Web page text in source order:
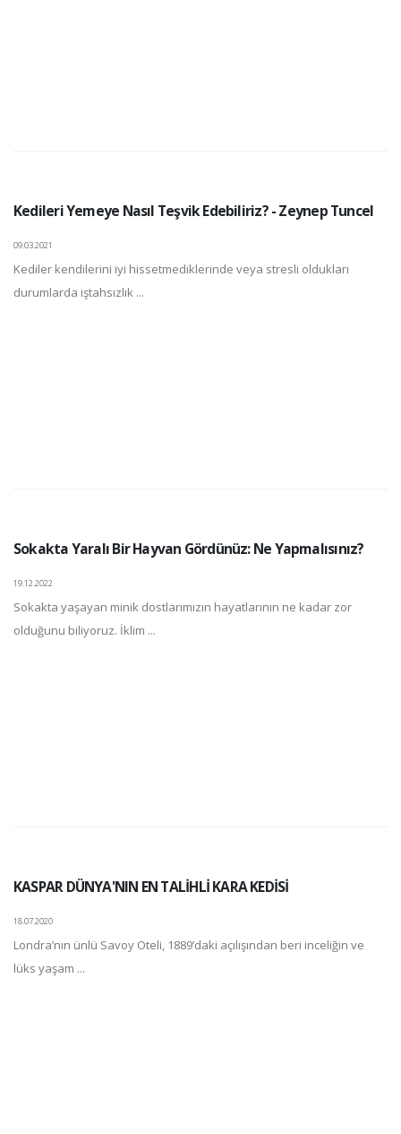
Kedileri Yemeye Nasıl Teşvik Edebiliriz? - Zeynep Tuncel
09.03.2021
Kediler kendilerini iyi hissetmediklerinde veya stresli oldukları
durumlarda iştahsızlık ...
Sokakta Yaralı Bir Hayvan Gördünüz: Ne Yapmalısınız?
19.12.2022
Sokakta yaşayan minik dostlarımızın hayatlarının ne kadar zor
olduğunu biliyoruz. İklim ...
KASPAR DÜNYA'NIN EN TALİHLİ KARA KEDİSİ
18.07.2020
Londra’nın ünlü Savoy Oteli, 1889’daki açılışından beri inceliğin ve
lüks yaşam ...